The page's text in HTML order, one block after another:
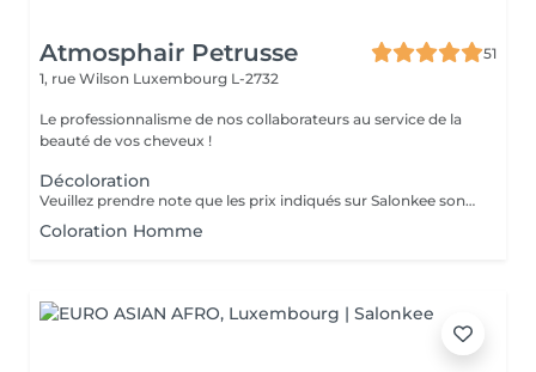
Atmosphair Petrusse
51
1, rue Wilson Luxembourg L-2732
Le professionnalisme de nos collaborateurs au service de la
beauté de vos cheveux !
Décoloration
Veuillez prendre note que les prix indiqués sur Salonkee sont communiqués à titre informatif et s'entendent de base. Ces derniers sont susceptibles de varier selon le diagnostic réalisé à votre arrivée au salon et l'expertise du professionnel à qui vous confiez votre beauté. Dans tous les cas, un devis précis vous sera proposé et toutes réalisations de prestations seront effectuées avec votre accord. Un grand merci d'avance pour votre compréhension. Au plaisir de vous recevoir très vite.
Coloration Homme